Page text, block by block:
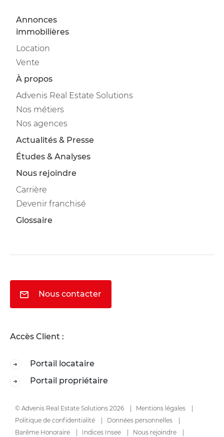
Annonces
immobilières
Location
Vente
À propos
Advenis Real Estate Solutions
Nos métiers
Nos agences
Actualités & Presse
Études & Analyses
Nous rejoindre
Carrière
Devenir franchisé
Glossaire
Nous contacter
Accès Client :
Portail locataire
Portail propriétaire
© Advenis Real Estate Solutions 2026
Mentions légales
Politique de confidentialité
Données personnelles
Barême Honoraire
Indices Insee Nous rejoindre